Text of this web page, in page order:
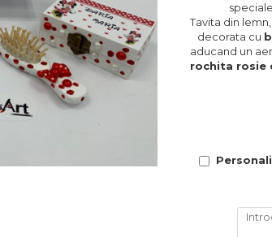
Tavita din lemn,
decorata cu
aducand un
rochita rosie